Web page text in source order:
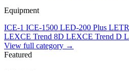
Equipment
ICE-1 ICE-1500 LED-200 Plus
LEXCE Trend 8D LEXCE Trend D
View full category →
Featured